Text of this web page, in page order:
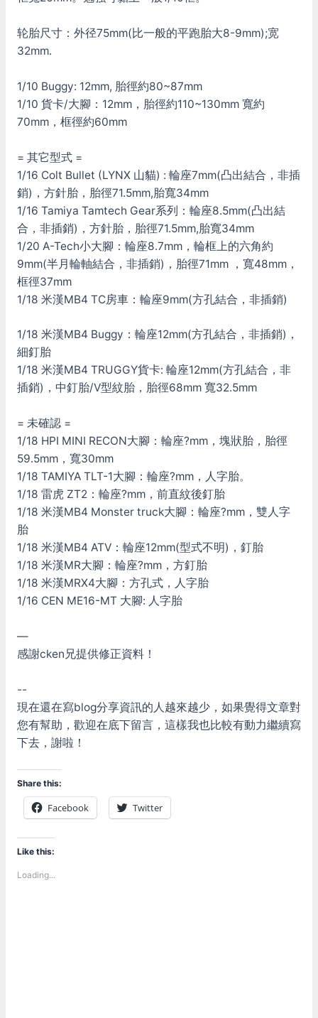
轮胎尺寸：外径75mm(比一般的平跑胎大8-9mm);宽
32mm.
1/10 Buggy: 12mm, 胎徑約80~87mm
1/10 貨卡/大腳：12mm，胎徑約110~130mm 寬約
70mm，框徑約60mm
= 其它型式 =
1/16 Colt Bullet (LYNX 山貓) : 輪座7mm(凸出結合，非插
銷)，方針胎，胎徑71.5mm,胎寬34mm
1/16 Tamiya Tamtech Gear系列：輪座8.5mm(凸出結
合，非插銷)，方針胎，胎徑71.5mm,胎寬34mm
1/20 A-Tech小大腳：輪座8.7mm，輪框上的六角約
9mm(半月輪軸結合，非插銷)，胎徑71mm ，寬48mm，
框徑37mm
1/18 米漢MB4 TC房車：輪座9mm(方孔結合，非插銷)
1/18 米漢MB4 Buggy：輪座12mm(方孔結合，非插銷)，
細釘胎
1/18 米漢MB4 TRUGGY貨卡: 輪座12mm(方孔結合，非
插銷)，中釘胎/V型紋胎，胎徑68mm 寬32.5mm
= 未確認 =
1/18 HPI MINI RECON大腳：輪座?mm，塊狀胎，胎徑
59.5mm，寬30mm
1/18 TAMIYA TLT-1大腳：輪座?mm，人字胎。
1/18 雷虎 ZT2：輪座?mm，前直紋後釘胎
1/18 米漢MB4 Monster truck大腳：輪座?mm，雙人字
胎
1/18 米漢MB4 ATV：輪座12mm(型式不明)，釘胎
1/18 米漢MR大腳：輪座?mm，方釘胎
1/18 米漢MRX4大腳：方孔式，人字胎
1/16 CEN ME16-MT 大腳: 人字胎
—
感謝cken兄提供修正資料！
--
現在還在寫blog分享資訊的人越來越少，如果覺得文章對
您有幫助，歡迎在底下留言，這樣我也比較有動力繼續寫
下去，謝啦！
Share this:
Facebook Twitter
Like this:
Loading...